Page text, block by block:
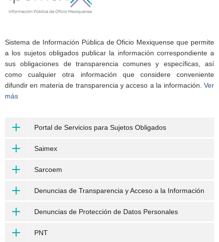
Sistema de Información Pública de Oficio Mexiquense que permite
a los sujetos obligados publicar la información correspondiente a
sus obligaciones de transparencia comunes y específicas, así
como cualquier otra información que considere conveniente
difundir en materia de transparencia y acceso a la información. Ver
más
Portal de Servicios para Sujetos Obligados
Saimex
Sarcoem
Denuncias de Transparencia y Acceso a la Información
Denuncias de Protección de Datos Personales
PNT